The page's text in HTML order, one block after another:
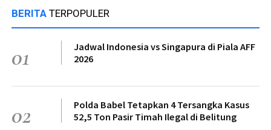
BERITA TERPOPULER
01
Jadwal Indonesia vs Singapura di Piala AFF
2026
02
Polda Babel Tetapkan 4 Tersangka Kasus
52,5 Ton Pasir Timah Ilegal di Belitung